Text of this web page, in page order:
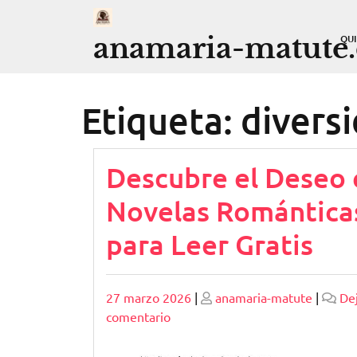
anamaria-
Etiqueta:
Descubre el Deseo
Novelas
para Leer Gratis
Publicado
27 marzo 2026 | Publicado
anamaria-matute |
comentarioen
el